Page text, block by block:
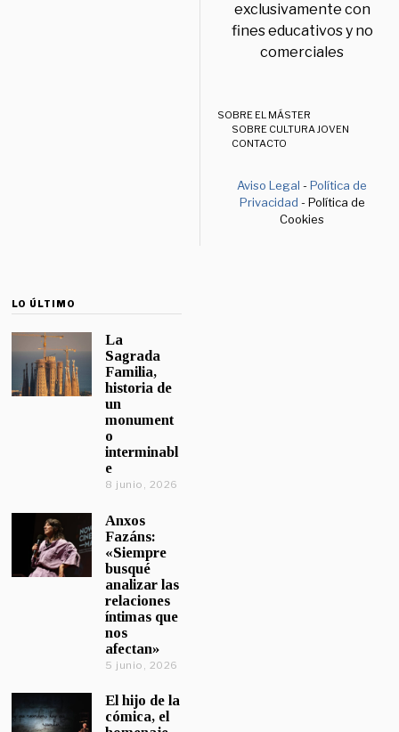
exclusivamente con
fines educativos y no
comerciales
SOBRE EL MÁSTER
SOBRE CULTURA JOVEN
CONTACTO
Aviso Legal -Política de
Privacidad - Política de
Cookies
LO ÚLTIMO
La
Sagrada
Familia,
historia de
un
monument
o
interminabl
e
8 junio, 2026
Anxos
Fazáns:
«Siempre
busqué
analizar las
relaciones
íntimas que
nos
afectan»
5 junio, 2026
El hijo de la
cómica, el